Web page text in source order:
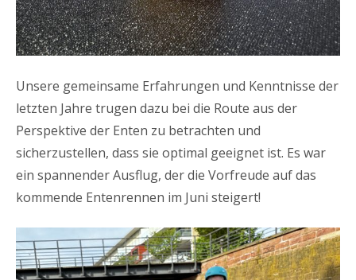
Unsere gemeinsame Erfahrungen und Kenntnisse der
letzten Jahre trugen dazu bei die Route aus der
Perspektive der Enten zu betrachten und
sicherzustellen, dass sie optimal geeignet ist. Es war
ein spannender Ausflug, der die Vorfreude auf das
kommende Entenrennen im Juni steigert!